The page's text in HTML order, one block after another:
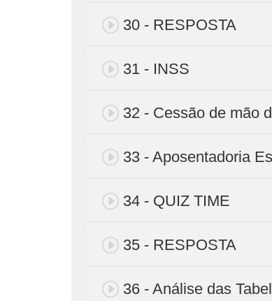
30 - RESPOSTA
31 - INSS
32 - Cessão de mão
33 - Aposentadoria
34 - QUIZ TIME
35 - RESPOSTA
36 - Análise das